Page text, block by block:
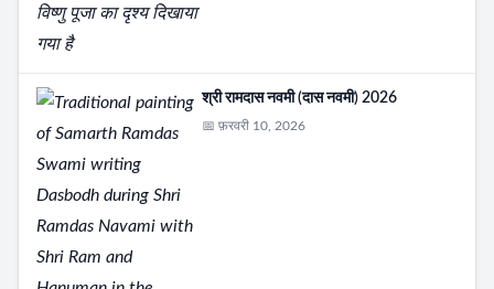
श्री रामदास नवमी (दास नवमी) 2026
📅 फ़रवरी 10, 2026